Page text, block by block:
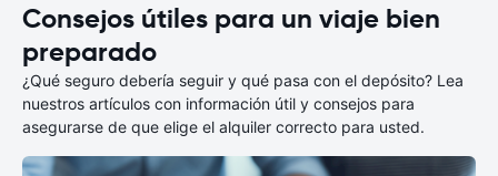
Consejos útiles para un viaje bien
preparado
¿Qué seguro debería seguir y qué pasa con el depósito? Lea
nuestros artículos con información útil y consejos para
asegurarse de que elige el alquiler correcto para usted.